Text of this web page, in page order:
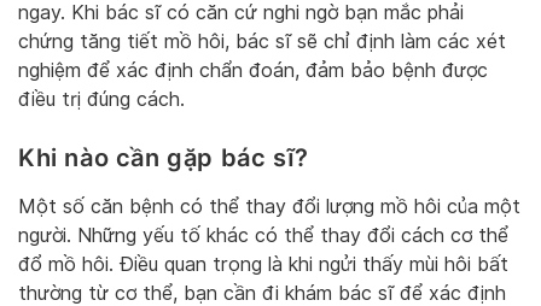
ngay. Khi bác sĩ có căn cứ nghi ngờ bạn mắc phải
chứng tăng tiết mồ hôi, bác sĩ sẽ chỉ định làm các xét
nghiệm để xác định chẩn đoán, đảm bảo bệnh được
điều trị đúng cách.
Khi nào cần gặp bác sĩ?
Một số căn bệnh có thể thay đổi lượng mồ hôi của một
người. Những yếu tố khác có thể thay đổi cách cơ thể
đổ mồ hôi. Điều quan trọng là khi ngửi thấy mùi hôi bất
thường từ cơ thể, bạn cần đi khám bác sĩ để xác định